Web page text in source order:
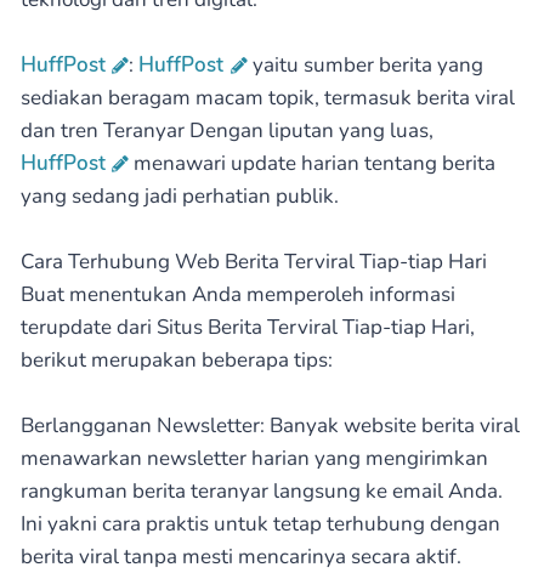
HuffPost : HuffPost
yaitu sumber berita yang
sediakan beragam macam topik, termasuk berita viral
dan tren Teranyar Dengan liputan yang luas,
HuffPost
menawari update harian tentang berita
yang sedang jadi perhatian publik.
Cara Terhubung Web Berita Terviral Tiap-tiap Hari
Buat menentukan Anda memperoleh informasi
terupdate dari Situs Berita Terviral Tiap-tiap Hari,
berikut merupakan beberapa tips:
Berlangganan Newsletter: Banyak website berita viral
menawarkan newsletter harian yang mengirimkan
rangkuman berita teranyar langsung ke email Anda.
Ini yakni cara praktis untuk tetap terhubung dengan
berita viral tanpa mesti mencarinya secara aktif.